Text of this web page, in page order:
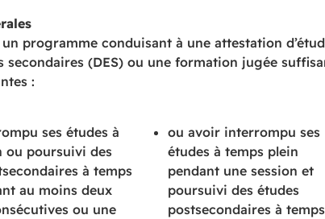
programme conduisant à une attestation
secondaires (DES) ou une formation jugée
:
ses études à
ou poursuivi des
à temps
au moins deux
ou une
ou avoir interrompu ses
études à temps plein
pendant une session et
poursuivi des études
postsecondaires à temps